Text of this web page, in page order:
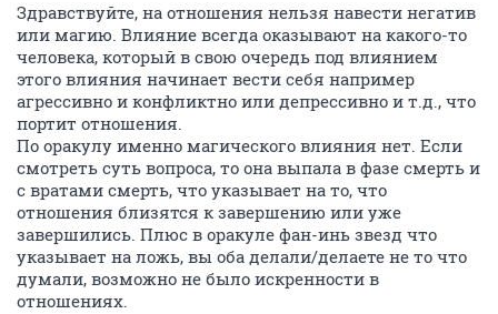
Здравствуйте, на отношения нельзя навести негатив
или магию. Влияние всегда оказывают на какого-то
человека, который в свою очередь под влиянием
этого влияния начинает вести себя например
агрессивно и конфликтно или депрессивно и т.д., что
портит отношения.
По оракулу именно магического влияния нет. Если
смотреть суть вопроса, то она выпала в фазе смерть и
с вратами смерть, что указывает на то, что
отношения близятся к завершению или уже
завершились. Плюс в оракуле фан-инь звезд что
указывает на ложь, вы оба делали/делаете не то что
думали, возможно не было искренности в
отношениях.